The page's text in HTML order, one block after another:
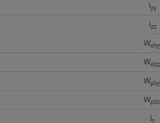
iyy
izz
W
W
W
W
It